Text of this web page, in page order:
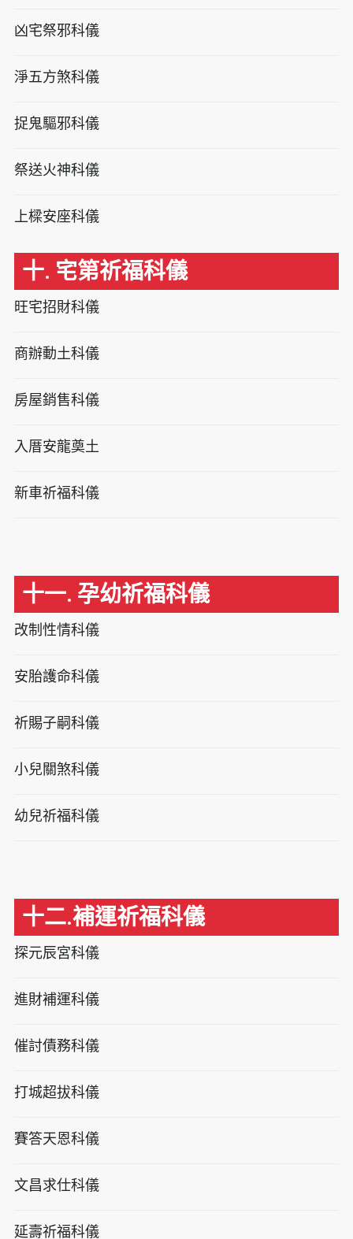
凶宅祭邪科儀
淨五方煞科儀
捉鬼驅邪科儀
祭送火神科儀
上樑安座科儀
十. 宅第祈福科儀
旺宅招財科儀
商辦動土科儀
房屋銷售科儀
入厝安龍奠土
新車祈福科儀
十一. 孕幼祈福科儀
改制性情科儀
安胎護命科儀
祈賜子嗣科儀
小兒關煞科儀
幼兒祈福科儀
十二.補運祈福科儀
探元辰宮科儀
進財補運科儀
催討債務科儀
打城超拔科儀
賽答天恩科儀
文昌求仕科儀
延壽祈福科儀